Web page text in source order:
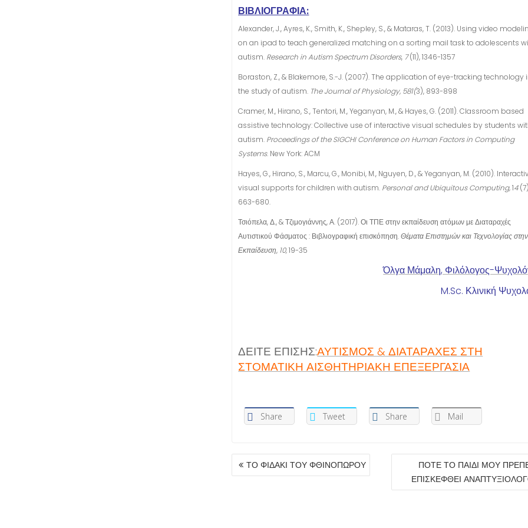
ΒΙΒΛΙΟΓΡΑΦΙΑ:
Alexander, J., Ayres, K., Smith, K., Shepley, S., & Mataras, T. (2013). Using video
on an ipad to teach generalized matching on a sorting mail task to adolescents
autism. Research in Autism Spectrum Disorders, 7(11), 1346-1357
Boraston, Z., & Blakemore, S.-J. (2007). The application of eye-tracking technology
the study of autism. The Journal of Physiology, 581(3), 893-898
Cramer, M., Hirano, S., Tentori, M., Yeganyan, M., & Hayes, G. (2011). Classroom based
assistive technology: Collective use of interactive visual schedules by students
autism. Proceedings of the SIGCHI Conference on Human Factors in Computing
Systems. New York: ACM
Hayes, G., Hirano, S., Marcu, G., Monibi, M., Nguyen, D., & Yeganyan, M. (2010).
visual supports for children with autism. Personal and Ubiquitous Computing,14
663-680.
Τσιόπελα, Δ., & Τζιμογιάννης, Α. (2017). Οι ΤΠΕ στην εκπαίδευση ατόμων με Διαταραχές
Αυτιστικού Φάσματος : Βιβλιογραφική επισκόπηση.Θέματα Επιστημών και Τεχνολογίας στην
Εκπαίδευση, 10,19-35
Όλγα Μάμαλη, Φιλόλογος-
M.Sc. Κλινική
ΔΕΙΤΕ ΕΠΙΣΗΣ:ΑΥΤΙΣΜΟΣ & ΔΙΑΤΑΡΑΧΕΣ ΣΤΗ
ΣΤΟΜΑΤΙΚΗ ΑΙΣΘΗΤΗΡΙΑΚΗ ΕΠΕΞΕΡΓΑΣΙΑ
Share Tweet Share Mail
ΠΛΟΉΓΗΣΗ
ΆΡΘΡΩΝ
ΤΟ ΦΙΔΑΚΙ ΤΟΥ ΦΘΙΝΟΠΩΡΟΥ
ΠΟΤΕ ΤΟ ΠΑΙΔΙ ΜΟΥ
ΕΠΙΣΚΕΦΘΕΙ